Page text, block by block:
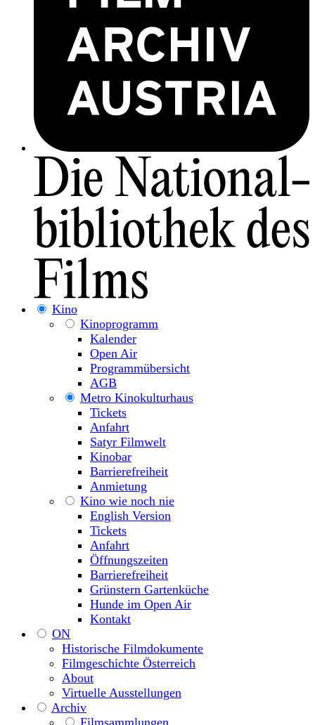
Kino
Kinoprogramm
Kalender
Open Air
Programmübersicht
AGB
Metro Kinokulturhaus
Tickets
Anfahrt
Satyr Filmwelt
Kinobar
Barrierefreiheit
Anmietung
Kino wie noch nie
English Version
Tickets
Anfahrt
Öffnungszeiten
Barrierefreiheit
Grünstern Gartenküche
Hunde im Open Air
Kontakt
ON
Historische Filmdokumente
Filmgeschichte Österreich
About
Virtuelle Ausstellungen
Archiv